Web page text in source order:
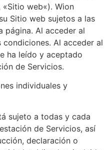
web«). Wion
Sitio web sujetos a las
página. Al acceder al
Al acceder al
ha leído y aceptado
de Servicios.
individuales y
sujeto a todas y cada
de Servicios, así
declaración o